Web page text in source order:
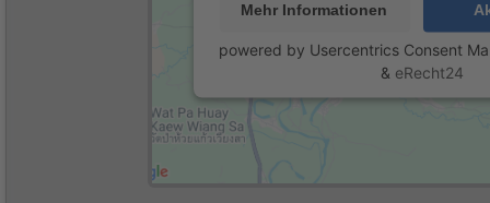
Mehr Informationen
powered by Usercentrics Consent
& eRecht24